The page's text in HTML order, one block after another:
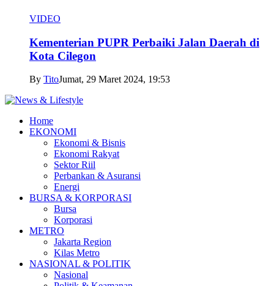
VIDEO
Kementerian PUPR Perbaiki Jalan Daerah di
Kota Cilegon
By TitoJumat, 29 Maret 2024, 19:53
Home
EKONOMI
Ekonomi & Bisnis
Ekonomi Rakyat
Sektor Riil
Perbankan & Asuransi
Energi
BURSA & KORPORASI
Bursa
Korporasi
METRO
Jakarta Region
Kilas Metro
NASIONAL & POLITIK
Nasional